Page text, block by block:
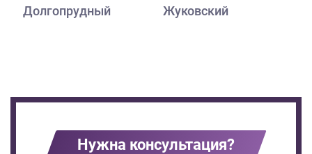
Долгопрудный Жуковский
Нужна консультация?